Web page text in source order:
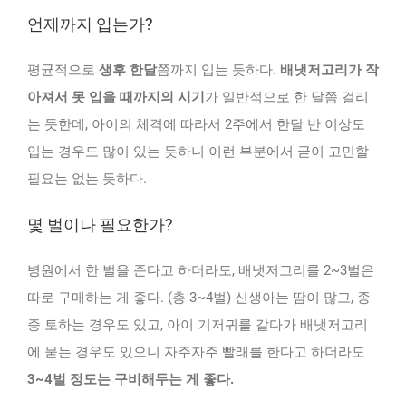
언제까지 입는가?
평균적으로 생후 한달쯤까지 입는 듯하다. 배냇저고리가 작
아져서 못 입을 때까지의 시기 가 일반적으로 한 달쯤 걸리
는 듯한데, 아이의 체격에 따라서 2주에서 한달 반 이상도
입는 경우도 많이 있는 듯하니 이런 부분에서 굳이 고민할
필요는 없는 듯하다.
몇 벌이나 필요한가?
병원에서 한 벌을 준다고 하더라도, 배냇저고리를 2~3벌은
따로 구매하는 게 좋다. (총 3~4벌) 신생아는 땀이 많고, 종
종 토하는 경우도 있고, 아이 기저귀를 갈다가 배냇저고리
에 묻는 경우도 있으니 자주자주 빨래를 한다고 하더라도
3~4벌 정도는 구비해두는 게 좋다.